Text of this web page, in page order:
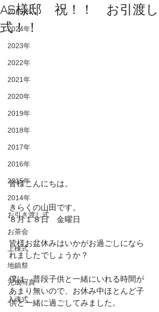
2025年
2024年
2023年
2022年
2021年
2020年
2019年
2018年
2017年
2016年
2015年
2014年
お引き渡し式
お茶会
上棟式
地鎮祭
完成写真
入魂式
AS様邸 祝！！ お引渡し
式！！
皆様こんにちは。
きらくの山田です。
８月１８日　金曜日
皆様お盆休みはいかがお過ごしになら
れましたでしょうか？
僕は、普段子供と一緒にいれる時間が
あまり無いので、お休み中ほとんど子
供と一緒に過ごしてみました。